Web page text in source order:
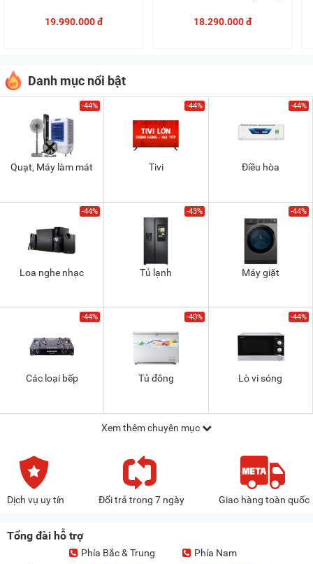
19.990.000 đ 18.290.000 đ
Danh mục nổi bật
-44%
Quạt, Máy làm mát
-44%
Tivi
-44%
Điều hòa
-44%
Loa nghe nhạc
-43%
Tủ lạnh
-44%
Máy giặt
-44%
Các loại bếp
-40%
Tủ đông
-44%
Lò vi sóng
Xem thêm chuyên mục
Dịch vụ uy tín Đổi trả trong 7 ngày Giao hàng toàn quốc
Tổng đài hỗ trợ
Phía Bắc & Trung
Phía Nam